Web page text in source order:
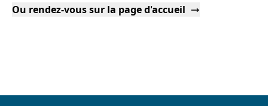
Ou rendez-vous sur la page d'accueil